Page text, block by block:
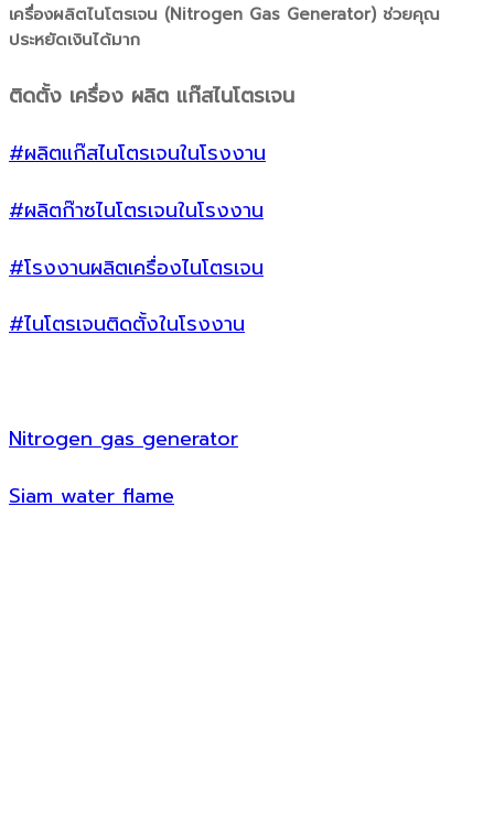
เครื่องผลิตไนโตรเจน (Nitrogen Gas Generator) ช่วยคุณ
ประหยัดเงินได้มาก
ติดตั้ง เครื่อง ผลิต แก๊สไนโตรเจน
#ผลิตแก๊สไนโตรเจนในโรงงาน
#ผลิตก๊าซไนโตรเจนในโรงงาน
#โรงงานผลิตเครื่องไนโตรเจน
#ไนโตรเจนติดตั้งในโรงงาน
Nitrogen gas generator
Siam water flame